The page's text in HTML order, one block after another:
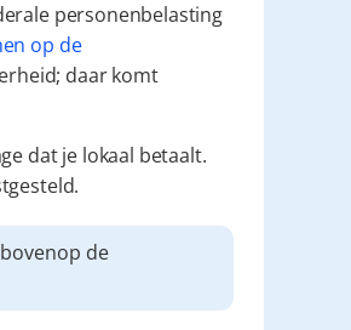
personenbelasting
op de
daar komt
dat je lokaal betaalt.